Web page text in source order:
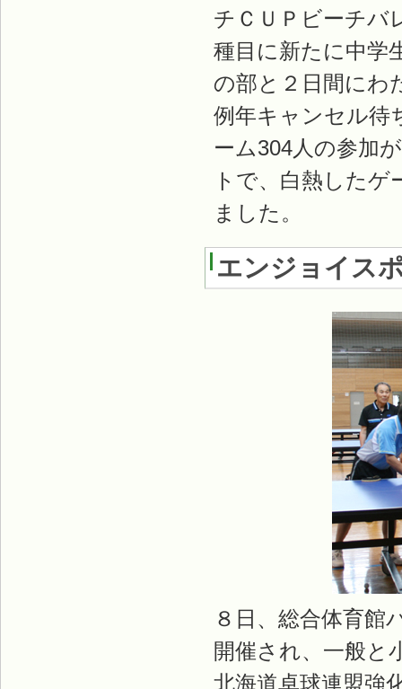
チＣＵＰビーチバ
種目に新たに中学
の部と２日間にわ
例年キャンセル待
ーム304人の参加
トで、白熱した
ました。
エンジョイス
８日、総合体育館
開催され、一般と
北海道卓球連盟強